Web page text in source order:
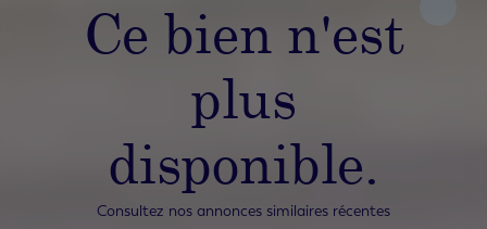
Ce bien n'est
plus
disponible.
Consultez nos annonces similaires récentes